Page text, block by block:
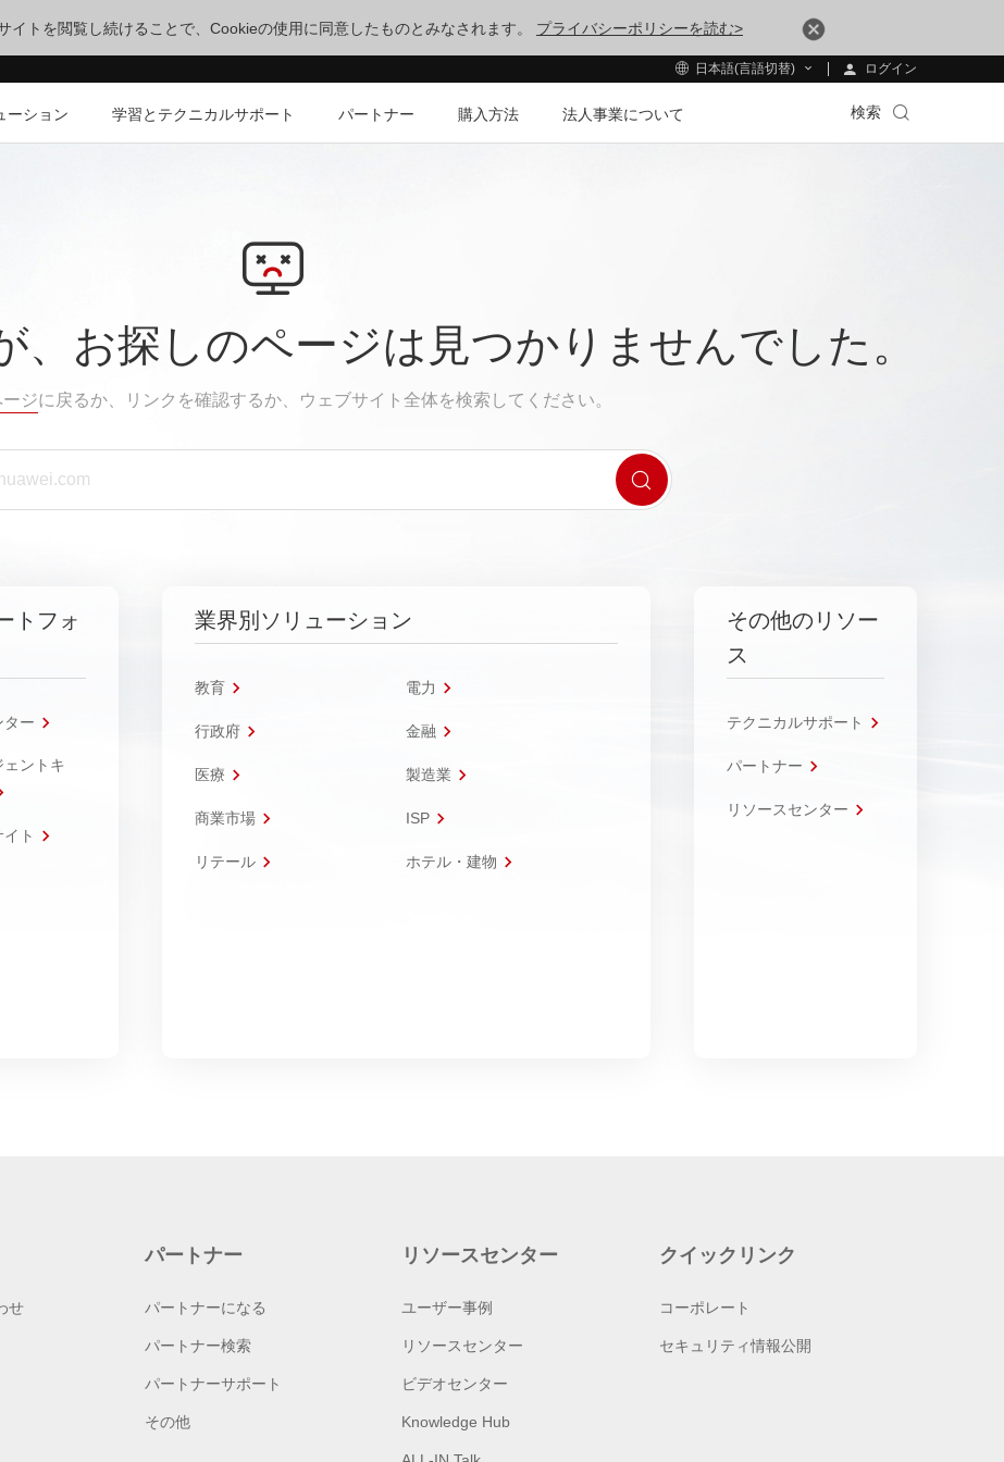
イトを閲覧し続けることで、Cookieの使用に同意したものとみなされます。 プライバシーポリシーを読む>
日本語(言語切替) ログイン
ーション 学習とテクニカルサポート パートナー 購入方法 法人事業について 検索
、お探しのページは見つかりませんでした。
ジに戻るか、リンクを確認するか、ウェブサイト全体を検索してください。
トフォ
ター
ントキ
ト
業界別ソリューション
教育 電力
行政府 金融
医療 製造業
商業市場 ISP
リテール ホテル・建物
その他のリソー
ス
テクニカルサポート
パートナー
リソースセンター
せ
パートナー
パートナーになる
パートナー検索
パートナーサポート
その他
リソースセンター
ユーザー事例
リソースセンター
ビデオセンター
Knowledge Hub
クイックリンク
コーポレート
セキュリティ情報公開